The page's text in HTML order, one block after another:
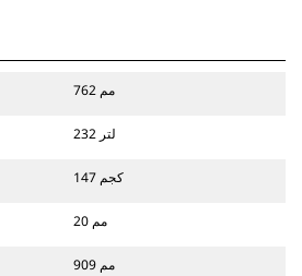
762 مم
232 لتر
147 كجم
20 مم
909 مم